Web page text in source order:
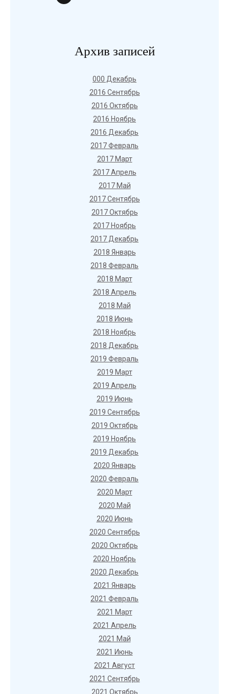
Архив записей
000 Декабрь
2016 Сентябрь
2016 Октябрь
2016 Ноябрь
2016 Декабрь
2017 Февраль
2017 Март
2017 Апрель
2017 Май
2017 Сентябрь
2017 Октябрь
2017 Ноябрь
2017 Декабрь
2018 Январь
2018 Февраль
2018 Март
2018 Апрель
2018 Май
2018 Июнь
2018 Ноябрь
2018 Декабрь
2019 Февраль
2019 Март
2019 Апрель
2019 Июнь
2019 Сентябрь
2019 Октябрь
2019 Ноябрь
2019 Декабрь
2020 Январь
2020 Февраль
2020 Март
2020 Май
2020 Июнь
2020 Сентябрь
2020 Октябрь
2020 Ноябрь
2020 Декабрь
2021 Январь
2021 Февраль
2021 Март
2021 Апрель
2021 Май
2021 Июнь
2021 Август
2021 Сентябрь
2021 Октябрь